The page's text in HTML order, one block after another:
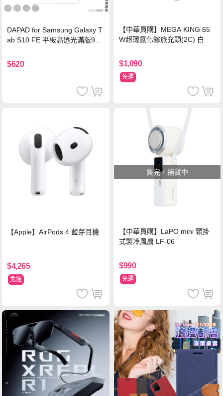
DAPAD for Samsung Galaxy T
ab S10 FE 平板高透光滿版9H
$620
【中華員購】MEGA KING 65
W超薄氮化鎵旅充頭(2C) 白
$1,090
免運
【Apple】AirPods 4 藍芽耳機
$4,265
免運
售完，補貨中
【中華員購】LaPO mini 頸掛
式製冷風扇 LF-06
$990
免運